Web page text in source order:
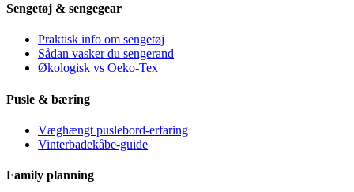
Sengetøj & sengegear
Praktisk info om sengetøj
Sådan vasker du sengerand
Økologisk vs Oeko-Tex
Pusle & bæring
Væghængt puslebord-erfaring
Vinterbadekåbe-guide
Family planning